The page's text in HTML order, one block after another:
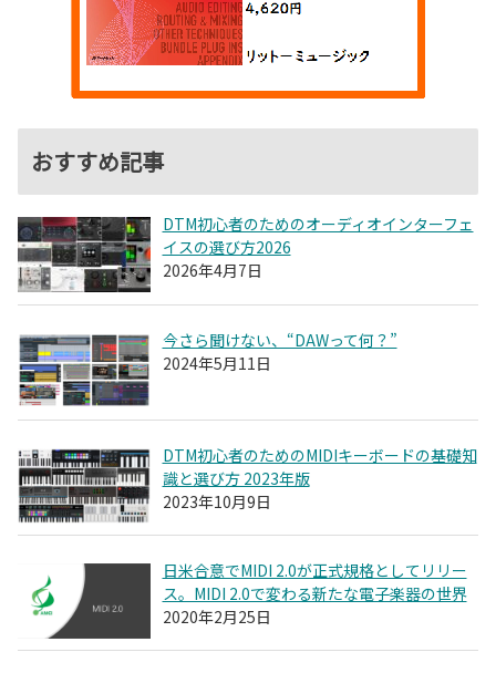
おすすめ記事
DTM初心者のためのオーディオインターフェ
イスの選び方2026
2026年4月7日
今さら聞けない、“DAWって何？”
2024年5月11日
DTM初心者のためのMIDIキーボードの基礎知
識と選び方 2023年版
2023年10月9日
日米合意でMIDI 2.0が正式規格としてリリー
ス。MIDI 2.0で変わる新たな電子楽器の世界
2020年2月25日